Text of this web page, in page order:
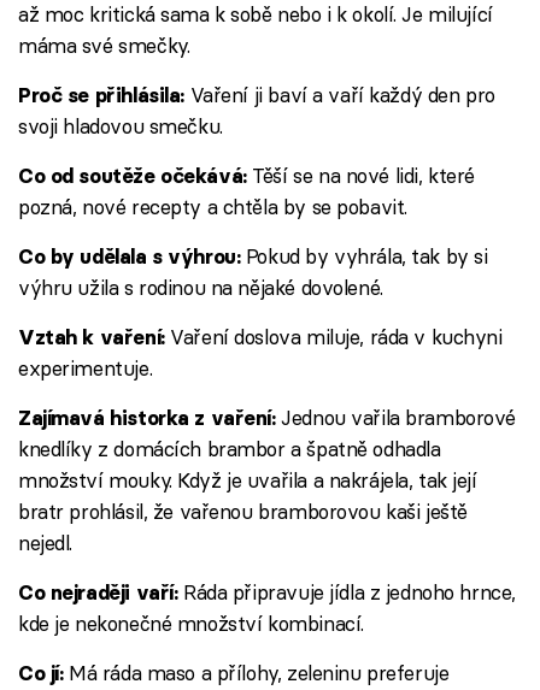
až moc kritická sama k sobě nebo i k okolí. Je milující
máma své smečky.
Proč se přihlásila: Vaření ji baví a vaří každý den pro
svoji hladovou smečku.
Co od soutěže očekává:Těší se na nové lidi, které
pozná, nové recepty a chtěla by se pobavit.
Co by udělala s výhrou: Pokud by vyhrála, tak by si
výhru užila s rodinou na nějaké dovolené.
Vztah k vaření:Vaření doslova miluje, ráda v kuchyni
experimentuje.
Zajímavá historka z vaření:Jednou vařila bramborové
knedlíky z domácích brambor a špatně odhadla
množství mouky. Když je uvařila a nakrájela, tak její
bratr prohlásil, že vařenou bramborovou kaši ještě
nejedl.
Co nejraději vaří: Ráda připravuje jídla z jednoho hrnce,
kde je nekonečné množství kombinací.
Co jí:Má ráda maso a přílohy, zeleninu preferuje